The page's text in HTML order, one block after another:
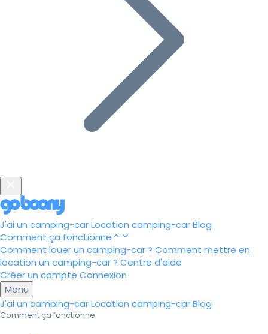
J'ai un camping-carLocation camping-carBlog
Comment ça fonctionne
Comment louer un camping-car ? Comment mettre en
location un camping-car ? Centre d'aide
Créer un compte Connexion
Menu
J'ai un camping-carLocation camping-carBlog
Comment ça fonctionne